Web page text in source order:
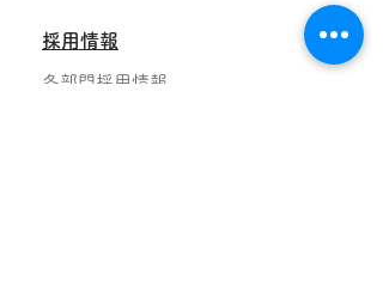
採用情報
各部門採用情報